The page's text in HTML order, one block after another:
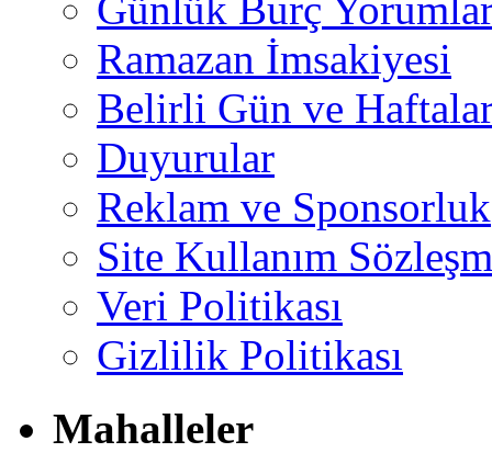
Günlük Burç
Ramazan İmsakiyesi
Belirli Gün ve
Duyurular
Reklam ve Sponsorluk
Site Kullanım
Veri Politikası
Gizlilik Politikası
Mahalleler